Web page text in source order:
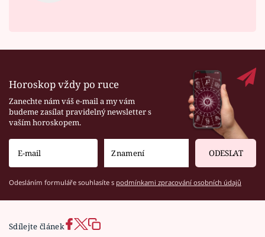
Horoskop vždy po ruce
Zanechte nám váš e-mail a my vám
budeme zasílat pravidelný newsletter s
vaším horoskopem.
ODESLAT
Odesláním formuláře souhlasíte s podmínkami zpracování osobních údajů
Sdílejte článek